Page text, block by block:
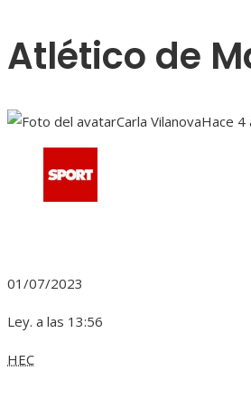
Atlético de
Carla VilanovaHace 4
01/07/2023
Ley. a las 13:56
HEC